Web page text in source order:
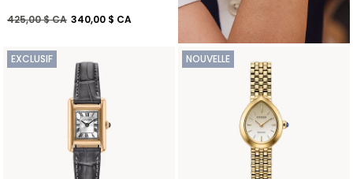
Prix réduit de
425,00 $ CAà340,00 $ CA
EXCLUSIF NOUVELLE